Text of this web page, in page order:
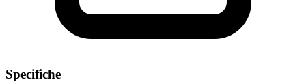
Specifiche